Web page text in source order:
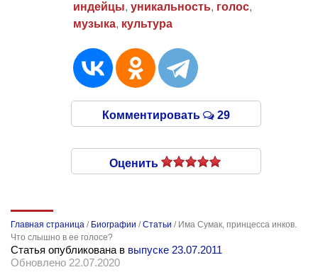
индейцы, уникальность, голос,
музыка, культура
Комментировать 29
Оценить
Главная страница / Биографии /Статьи / Има Сумак, принцесса инков.
Что слышно в ее голосе?
Статья опубликована в выпуске 23.07.2011
Обновлено 22.07.2020